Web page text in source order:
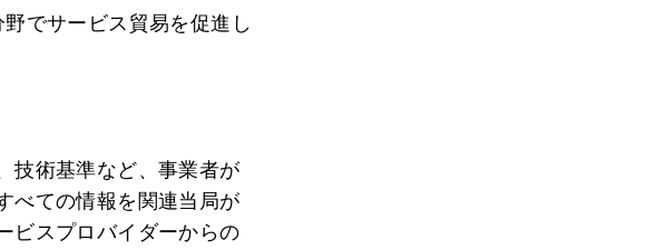
でサービス貿易を促進し
技術基準など、事業者が
べての情報を関連当局が
ビスプロバイダーからの